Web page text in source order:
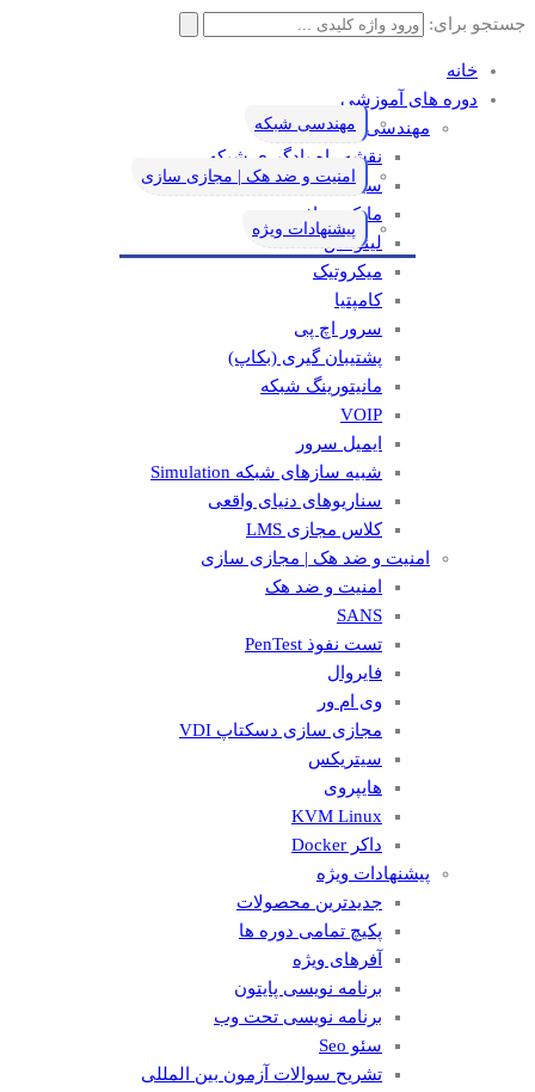
جستجو برای:
خانه
دوره های آموزشی
مهندسی شبکه
نقشه راه یادگیری شبکه
سیسکو
مایکروسافت
لینوکس
میکروتیک
کامپتیا
سرور اچ پی
پشتیبان گیری (بکاپ)
مانيتورينگ شبکه
VOIP
ایمیل سرور
شبیه سازهای شبکه Simulation
سناریوهای دنیای واقعی
کلاس مجازی LMS
امنیت و ضد هک | مجازی سازی
امنیت و ضد هک
SANS
تست نفوذ PenTest
فایروال
وی ام ور
مجازی سازی دسکتاپ VDI
سیتریکس
هایپروی
KVM Linux
داکر Docker
پیشنهادات ویژه
جدیدترین محصولات
پکیچ تمامی دوره ها
آفرهای ویژه
برنامه نویسی پایتون
برنامه نویسی تحت وب
سئو Seo
تشریح سوالات آزمون بین المللی
مهندسی شبکه
امنیت و ضد هک | مجازی سازی
پیشنهادات ویژه